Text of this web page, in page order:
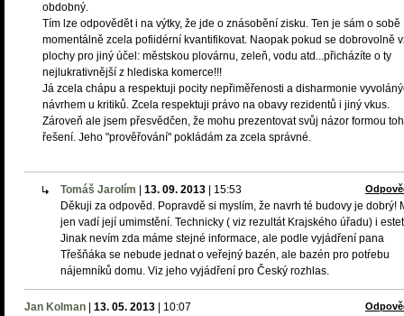
obdobný.
Tím lze odpovědět i na výtky, že jde o znásobění zisku. Ten je sám o sobě
momentálně zcela pofiidérní kvantifikovat. Naopak pokud se dobrovolně
plochy pro jiný účel: městskou plovárnu, zeleň, vodu atd...přicházíte o ty
nejlukrativnější z hlediska komerce!!!
Já zcela chápu a respektuji pocity nepřiměřenosti a disharmonie
návrhem u kritiků. Zcela respektuji právo na obavy rezidentů i jiný vkus.
Zároveň ale jsem přesvědčen, že mohu prezentovat svůj názor formou
řešení. Jeho "prověřování" pokládám za zcela správné.
Tomáš Jarolím 13. 09. 2013 15:53
Děkuji za odpověd. Popravdě si myslím, že navrh té budovy je dobrý!
jen vadí její umimstění. Technicky ( viz rezultát Krajského úřadu) i
Jinak nevím zda máme stejné informace, ale podle vyjádření pana
Třešňáka se nebude jednat o veřejný bazén, ale bazén pro potŕebu
nájemníků domu. Viz jeho vyjádření pro Český rozhlas.
Jan Kolman 13. 05. 2013 10:07